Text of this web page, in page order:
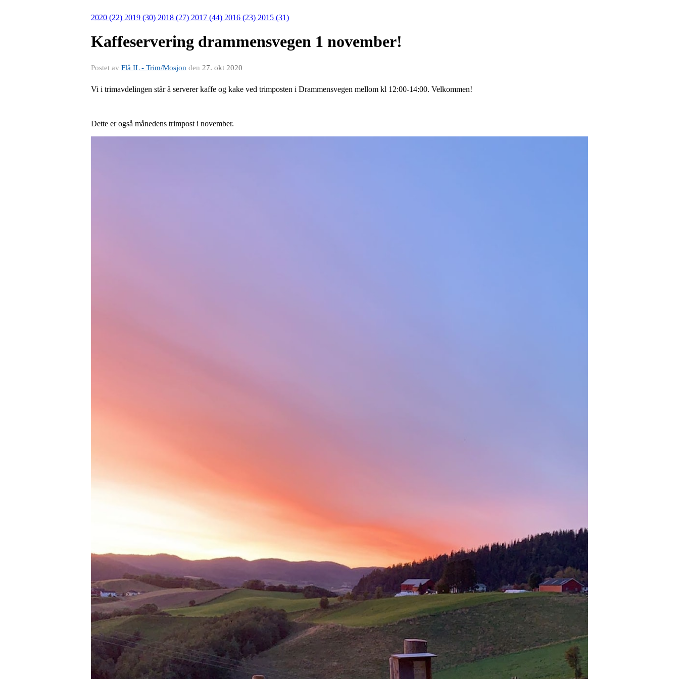
2020 (22) 2019 (30) 2018 (27) 2017 (44) 2016 (23) 2015 (31)
Kaffeservering drammensvegen 1 november!
Postet av Flå IL - Trim/Mosjon den 27. okt 2020
Vi i trimavdelingen står å serverer kaffe og kake ved trimposten i Drammensvegen mellom kl 12:00-14:00. Velkommen!
Dette er også månedens trimpost i november.